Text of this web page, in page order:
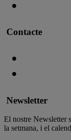
Contacte
Newsletter
El nostre Newsletter
la setmana, i el